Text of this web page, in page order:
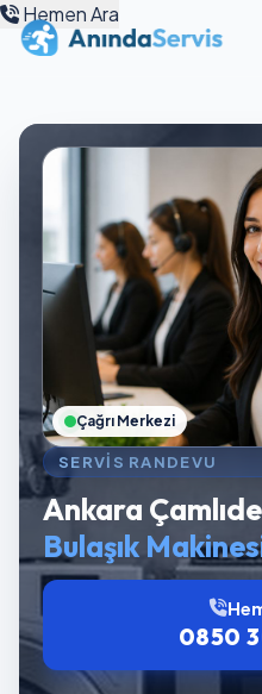
Hemen Ara
SERVIS RANDEVU
Ankara
Bulaşık
0850
Çağrı Merkezi